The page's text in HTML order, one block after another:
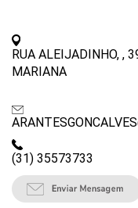
RUA ALEIJADINHO, ,
MARIANA
(31) 35573733